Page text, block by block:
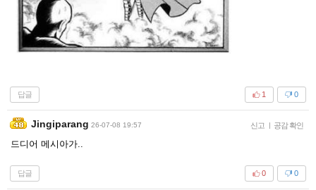
답글 0
1
Jingiparang 26-07-08 19:57 신고 | 공감 확인
드디어 메시아가..
답글 0
0